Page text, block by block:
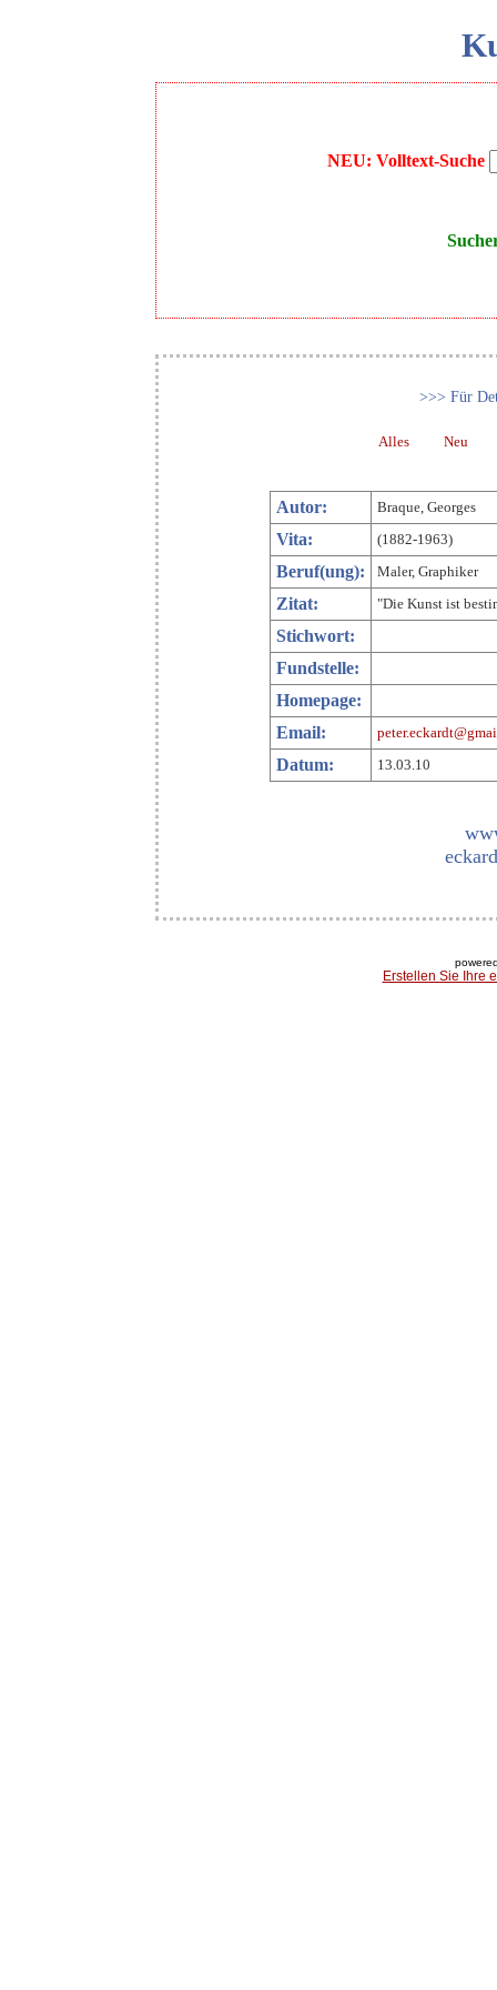
NEU: Volltext-Suche
>>> Für
Alles Neu
Autor: Braque, Georges
Vita: (1882-1963)
Beruf(ung): Maler, Graphiker
Zitat: "Die Kunst ist
Stichwort:
Fundstelle:
Homepage:
Email:
Datum: 13.03.10
Erstellen Sie Ihre